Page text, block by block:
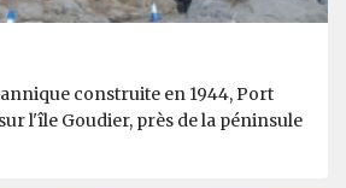
construite en 1944, Port
l'île Goudier, près de la péninsule